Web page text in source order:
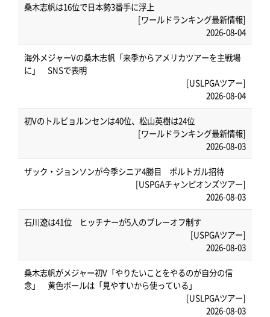
桑木志帆は16位で日本勢3番手に浮上
[ワールドランキング最新情報]
2026-08-04
海外メジャーVの桑木志帆「来季からアメリカツアーを主戦場
に」 SNSで表明
[USLPGAツアー]
2026-08-04
初Vのトルビョルンセンは40位、松山英樹は24位
[ワールドランキング最新情報]
2026-08-03
ザック・ジョンソンが今季シニア4勝目 ポルトガル招待
[USPGAチャンピオンズツアー]
2026-08-03
石川遼は41位 ヒッチナーが5人のプレーオフ制す
[USPGAツアー]
2026-08-03
桑木志帆がメジャー初V「やりたいことをやるのが自分の信
念」 黄色ボールは「見やすいから使っている」
[USLPGAツアー]
2026-08-03